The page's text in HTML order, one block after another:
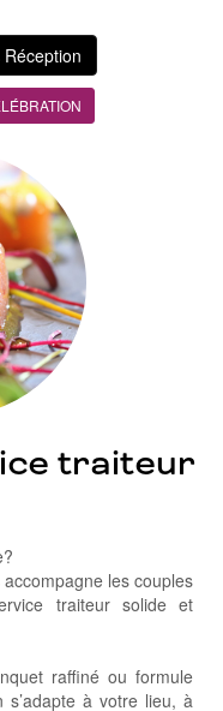
Réception
traiteur
les couples
traiteur solide et
raffiné ou formule
à votre lieu, à